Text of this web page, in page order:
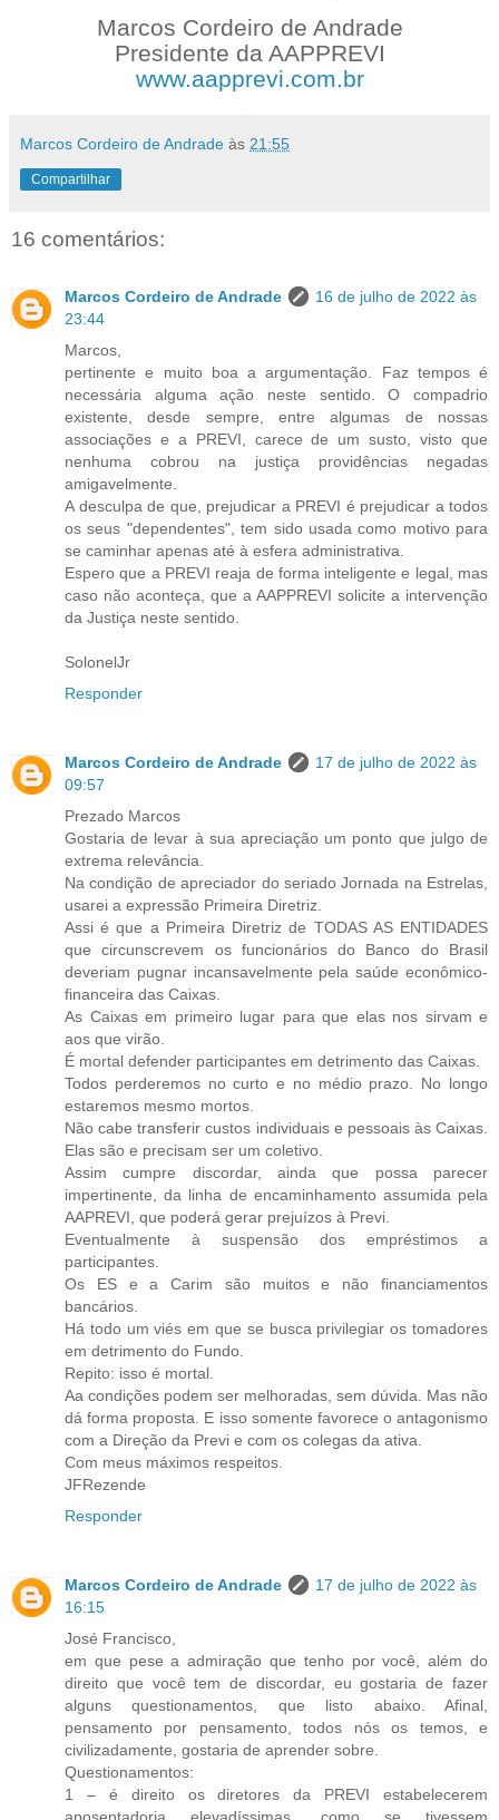
Marcos Cordeiro de Andrade
Presidente da AAPPREVI
www.aapprevi.com.br
Marcos Cordeiro de Andrade às 21:55
Compartilhar
16 comentários:
Marcos Cordeiro de Andrade
16 de julho de 2022 às
23:44
Marcos,
pertinente e muito boa a argumentação. Faz tempos é
necessária alguma ação neste sentido. O compadrio
existente, desde sempre, entre algumas de nossas
associações e a PREVI, carece de um susto, visto que
nenhuma cobrou na justiça providências negadas
amigavelmente.
A desculpa de que, prejudicar a PREVI é prejudicar a todos
os seus "dependentes", tem sido usada como motivo para
se caminhar apenas até à esfera administrativa.
Espero que a PREVI reaja de forma inteligente e legal, mas
caso não aconteça, que a AAPPREVI solicite a intervenção
da Justiça neste sentido.
SolonelJr
Responder
Marcos Cordeiro de Andrade
17 de julho de 2022 às
09:57
Prezado Marcos
Gostaria de levar à sua apreciação um ponto que julgo de
extrema relevância.
Na condição de apreciador do seriado Jornada na Estrelas,
usarei a expressão Primeira Diretriz.
Assi é que a Primeira Diretriz de TODAS AS ENTIDADES
que circunscrevem os funcionários do Banco do Brasil
deveriam pugnar incansavelmente pela saúde econômico-
financeira das Caixas.
As Caixas em primeiro lugar para que elas nos sirvam e
aos que virão.
É mortal defender participantes em detrimento das Caixas.
Todos perderemos no curto e no médio prazo. No longo
estaremos mesmo mortos.
Não cabe transferir custos individuais e pessoais às Caixas.
Elas são e precisam ser um coletivo.
Assim cumpre discordar, ainda que possa parecer
impertinente, da linha de encaminhamento assumida pela
AAPREVI, que poderá gerar prejuízos à Previ.
Eventualmente à suspensão dos empréstimos a
participantes.
Os ES e a Carim são muitos e não financiamentos
bancários.
Há todo um viés em que se busca privilegiar os tomadores
em detrimento do Fundo.
Repito: isso é mortal.
Aa condições podem ser melhoradas, sem dúvida. Mas não
dá forma proposta. E isso somente favorece o antagonismo
com a Direção da Previ e com os colegas da ativa.
Com meus máximos respeitos.
JFRezende
Responder
Marcos Cordeiro de Andrade
17 de julho de 2022 às
16:15
José Francisco,
em que pese a admiração que tenho por você, além do
direito que você tem de discordar, eu gostaria de fazer
alguns questionamentos, que listo abaixo. Afinal,
pensamento por pensamento, todos nós os temos, e
civilizadamente, gostaria de aprender sobre.
Questionamentos:
1 – é direito os diretores da PREVI estabelecerem